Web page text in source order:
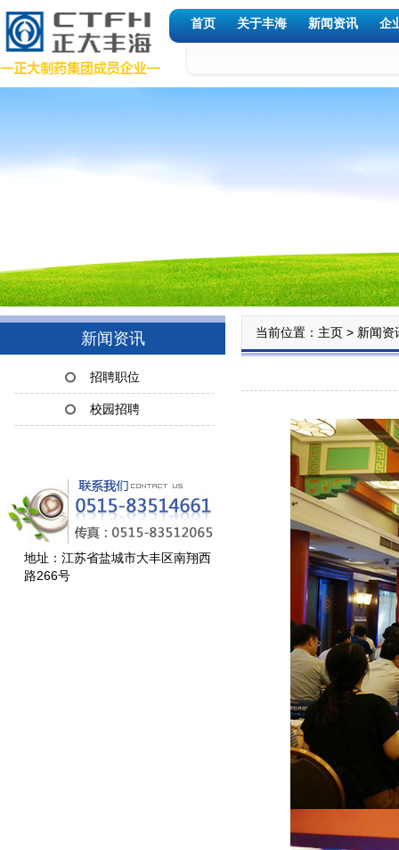
首页 关于丰海 新闻资讯 企
新闻资讯
招聘职位
校园招聘
地址：江苏省盐城市大丰区南翔西
路266号
当前位置： 主页 > 新闻资